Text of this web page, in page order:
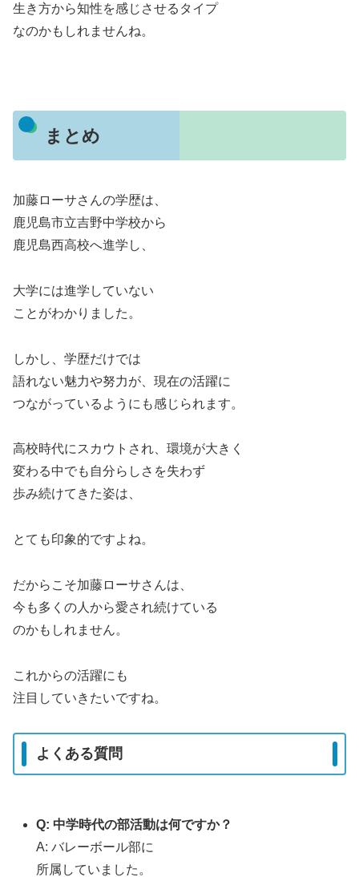
生き方から知性を感じさせるタイプ
なのかもしれませんね。
まとめ
加藤ローサさんの学歴は、
鹿児島市立吉野中学校から
鹿児島西高校へ進学し、
大学には進学していない
ことがわかりました。
しかし、学歴だけでは
語れない魅力や努力が、現在の活躍に
つながっているようにも感じられます。
高校時代にスカウトされ、環境が大きく
変わる中でも自分らしさを失わず
歩み続けてきた姿は、
とても印象的ですよね。
だからこそ加藤ローサさんは、
今も多くの人から愛され続けている
のかもしれません。
これからの活躍にも
注目していきたいですね。
よくある質問
Q: 中学時代の部活動は何ですか？
A: バレーボール部に
所属していました。